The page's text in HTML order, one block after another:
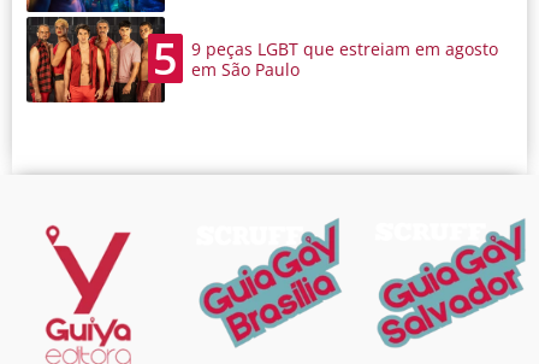
5
9 peças LGBT que estreiam em agosto
em São Paulo